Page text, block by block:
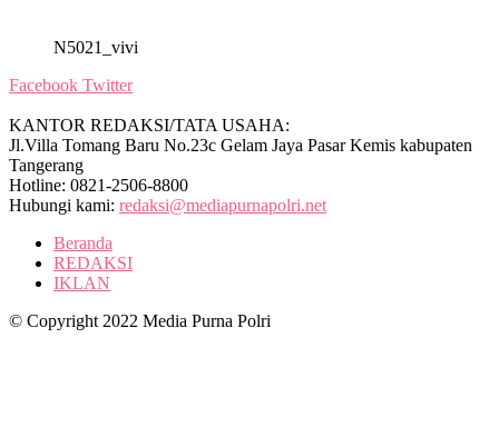
N5021_vivi
Facebook Twitter
KANTOR REDAKSI/TATA USAHA:
Jl.Villa Tomang Baru No.23c Gelam Jaya Pasar Kemis kabupaten
Tangerang
Hotline: 0821-2506-8800
Hubungi kami: redaksi@mediapurnapolri.net
Beranda
REDAKSI
IKLAN
© Copyright 2022 Media Purna Polri